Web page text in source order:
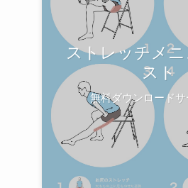
ストレッチメ
スト
無料ダウンロード